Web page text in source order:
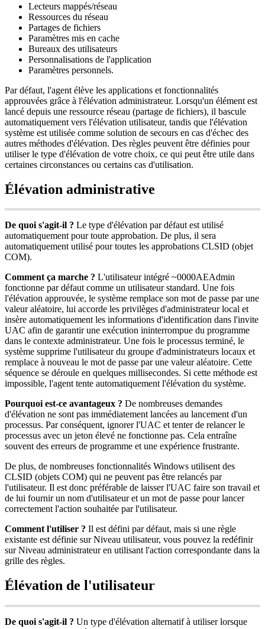
Lecteurs mappés/réseau
Ressources du réseau
Partages de fichiers
Paramètres mis en cache
Bureaux des utilisateurs
Personnalisations de l'application
Paramètres personnels.
Par défaut, l'agent élève les applications et fonctionnalités
approuvées grâce à l'élévation administrateur. Lorsqu'un élément est
lancé depuis une ressource réseau (partage de fichiers), il bascule
automatiquement vers l'élévation utilisateur, tandis que l'élévation
système est utilisée comme solution de secours en cas d'échec des
autres méthodes d'élévation. Des règles peuvent être définies pour
utiliser le type d'élévation de votre choix, ce qui peut être utile dans
certaines circonstances ou certains cas d'utilisation.
Élévation administrative
De quoi s'agit-il ? Le type d'élévation par défaut est utilisé
automatiquement pour toute approbation. De plus, il sera
automatiquement utilisé pour toutes les approbations CLSID (objet
COM).
Comment ça marche ? L'utilisateur intégré ~0000AEAdmin
fonctionne par défaut comme un utilisateur standard. Une fois
l'élévation approuvée, le système remplace son mot de passe par une
valeur aléatoire, lui accorde les privilèges d'administrateur local et
insère automatiquement les informations d'identification dans l'invite
UAC afin de garantir une exécution ininterrompue du programme
dans le contexte administrateur. Une fois le processus terminé, le
système supprime l'utilisateur du groupe d'administrateurs locaux et
remplace à nouveau le mot de passe par une valeur aléatoire. Cette
séquence se déroule en quelques millisecondes. Si cette méthode est
impossible, l'agent tente automatiquement l'élévation du système.
Pourquoi est-ce avantageux ? De nombreuses demandes
d'élévation ne sont pas immédiatement lancées au lancement d'un
processus. Par conséquent, ignorer l'UAC et tenter de relancer le
processus avec un jeton élevé ne fonctionne pas. Cela entraîne
souvent des erreurs de programme et une expérience frustrante.
De plus, de nombreuses fonctionnalités Windows utilisent des
CLSID (objets COM) qui ne peuvent pas être relancés par
l'utilisateur. Il est donc préférable de laisser l'UAC faire son travail et
de lui fournir un nom d'utilisateur et un mot de passe pour lancer
correctement l'action souhaitée par l'utilisateur.
Comment l'utiliser ? Il est défini par défaut, mais si une règle
existante est définie sur Niveau utilisateur, vous pouvez la redéfinir
sur Niveau administrateur en utilisant l'action correspondante dans la
grille des règles.
Élévation de l'utilisateur
De quoi s'agit-il ? Un type d'élévation alternatif à utiliser lorsque